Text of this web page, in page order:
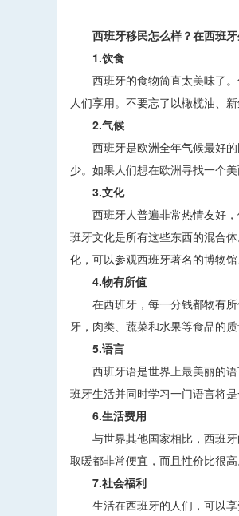
西班牙移民怎么样？在西班牙
1.饮食
西班牙的食物简直太美味了。
人们享用。不要忘了以橄榄油、
2.气候
西班牙是欧洲全年气候最好的
少。如果人们想在欧洲寻找一个
3.文化
西班牙人普遍非常热情友好，
班牙文化是所有这些东西的混合
化，可以参观西班牙著名的博物
4.物有所值
在西班牙，每一分钱都物有所
牙，肉类、蔬菜和水果等食品的质
5.语言
西班牙语是世界上最美丽的语
班牙生活并同时学习一门语言将是
6.生活费用
与世界其他国家相比，西班牙
取暖都非常便宜，而且性价比很
7.社会福利
生活在西班牙的人们，可以享